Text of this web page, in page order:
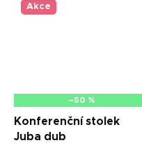
Akce
–50 %
Konferenční stolek
Juba dub